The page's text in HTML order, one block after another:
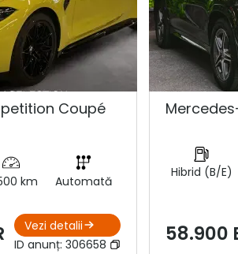
Coupé
km Automată
Vezi detalii
ID anunț: 306658
Hibrid (B/E)
58.900